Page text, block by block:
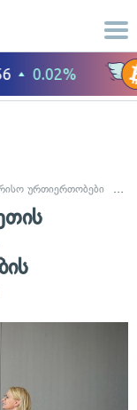
ურთიერთობები